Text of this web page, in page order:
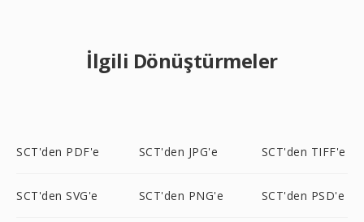
İlgili Dönüştürmeler
SCT'den PDF'e SCT'den JPG'e SCT'den TIFF'e
SCT'den SVG'e SCT'den PNG'e SCT'den PSD'e